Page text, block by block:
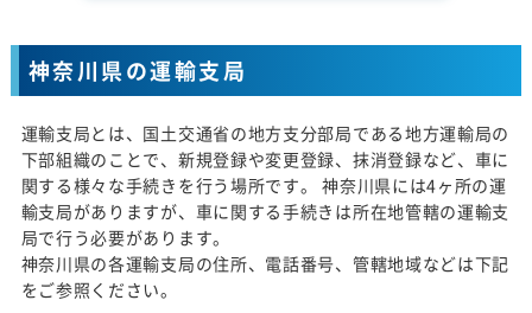
神奈川県の運輸支局
運輸支局とは、国土交通省の地方支分部局である地方運輸局の
下部組織のことで、新規登録や変更登録、抹消登録など、車に
関する様々な手続きを行う場所です。 神奈川県には4ヶ所の運
輸支局がありますが、車に関する手続きは所在地管轄の運輸支
局で行う必要があります。
神奈川県の各運輸支局の住所、電話番号、管轄地域などは下記
をご参照ください。